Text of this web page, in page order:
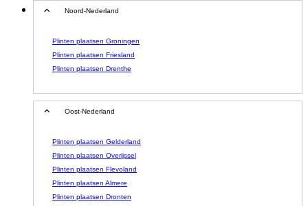
Noord-Nederland
Plinten plaatsen Groningen
Plinten plaatsen Friesland
Plinten plaatsen Drenthe
Oost-Nederland
Plinten plaatsen Gelderland
Plinten plaatsen Overijssel
Plinten plaatsen Flevoland
Plinten plaatsen Almere
Plinten plaatsen Dronten